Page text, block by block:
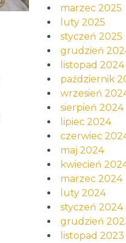
marzec 2025
luty 2025
styczeń 2025
grudzień
listopad 2024
październik
wrzesień
sierpień 2024
lipiec 2024
czerwiec
maj 2024
kwiecień
marzec 2024
luty 2024
styczeń 2024
grudzień
listopad 2023